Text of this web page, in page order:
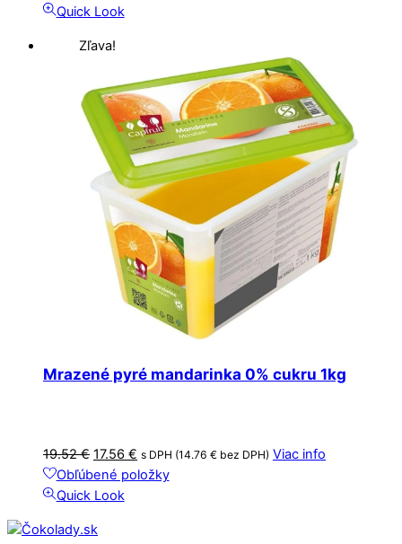
bola:
Quick Look
Zľava!
Mrazené pyré mandarinka 0% cukru 1kg
19.52€ Pôvodná
cena
bola:
17.56 € Aktuálna
cena
s DPH (14.76 € bez DPH) Viac info
Obľúbené položky
Quick Look